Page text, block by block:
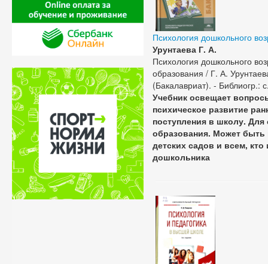
Психология дошкольного
Урунтаева Г. А.
Психология дошкольного
образования / Г. А.
(Бакалавриат). - Библиогр.:
Учебник освещает
психическое развитие
поступления в школу.
образования. Может быть
детских садов и всем,
дошкольника